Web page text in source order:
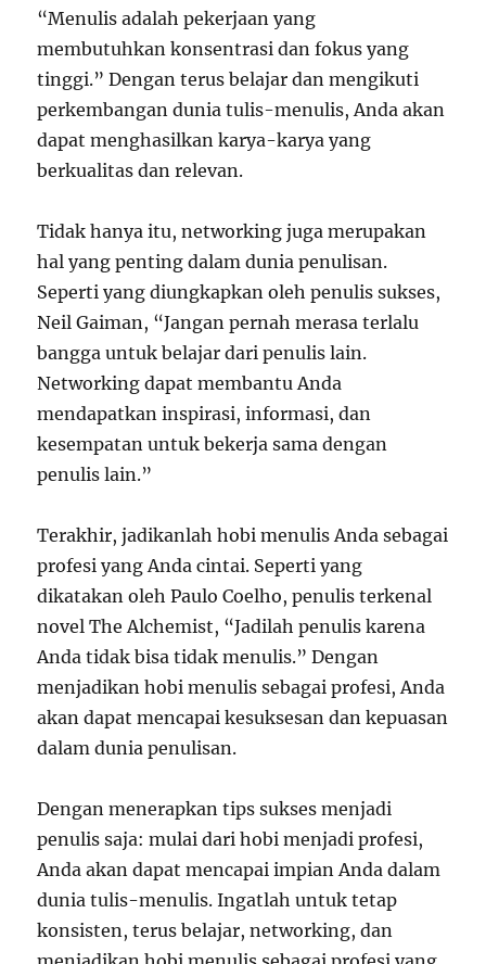
“Menulis adalah pekerjaan yang
membutuhkan konsentrasi dan fokus yang
tinggi.” Dengan terus belajar dan mengikuti
perkembangan dunia tulis-menulis, Anda akan
dapat menghasilkan karya-karya yang
berkualitas dan relevan.
Tidak hanya itu, networking juga merupakan
hal yang penting dalam dunia penulisan.
Seperti yang diungkapkan oleh penulis sukses,
Neil Gaiman, “Jangan pernah merasa terlalu
bangga untuk belajar dari penulis lain.
Networking dapat membantu Anda
mendapatkan inspirasi, informasi, dan
kesempatan untuk bekerja sama dengan
penulis lain.”
Terakhir, jadikanlah hobi menulis Anda sebagai
profesi yang Anda cintai. Seperti yang
dikatakan oleh Paulo Coelho, penulis terkenal
novel The Alchemist, “Jadilah penulis karena
Anda tidak bisa tidak menulis.” Dengan
menjadikan hobi menulis sebagai profesi, Anda
akan dapat mencapai kesuksesan dan kepuasan
dalam dunia penulisan.
Dengan menerapkan tips sukses menjadi
penulis saja: mulai dari hobi menjadi profesi,
Anda akan dapat mencapai impian Anda dalam
dunia tulis-menulis. Ingatlah untuk tetap
konsisten, terus belajar, networking, dan